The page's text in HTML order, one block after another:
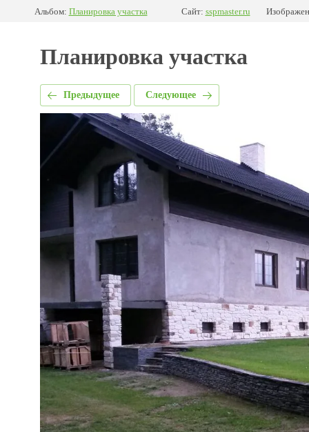
Альбом: Планировка участка Сайт: sspmaster.ru
Планировка участка
Предыдущее Следующее